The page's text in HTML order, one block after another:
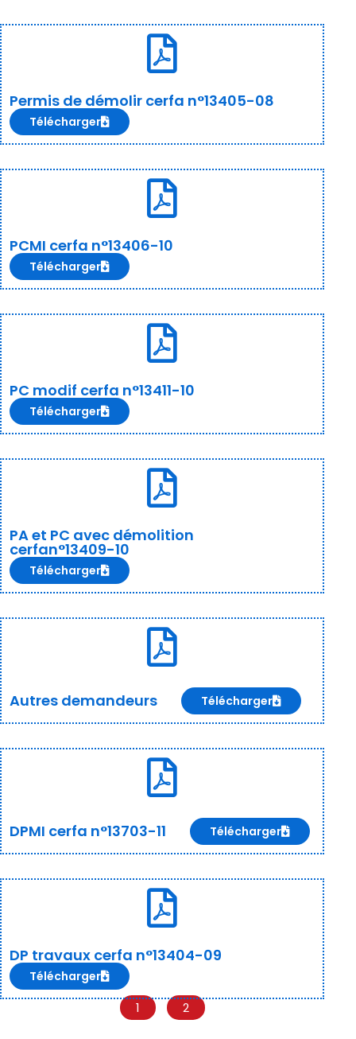
Permis de démolir cerfa n°13405-08
Télécharger
PCMI cerfa n°13406-10
Télécharger
PC modif cerfa n°13411-10
Télécharger
PA et PC avec démolition
cerfan°13409-10
Télécharger
Autres demandeurs Télécharger
DPMI cerfa n°13703-11 Télécharger
DP travaux cerfa n°13404-09
Télécharger
1 2